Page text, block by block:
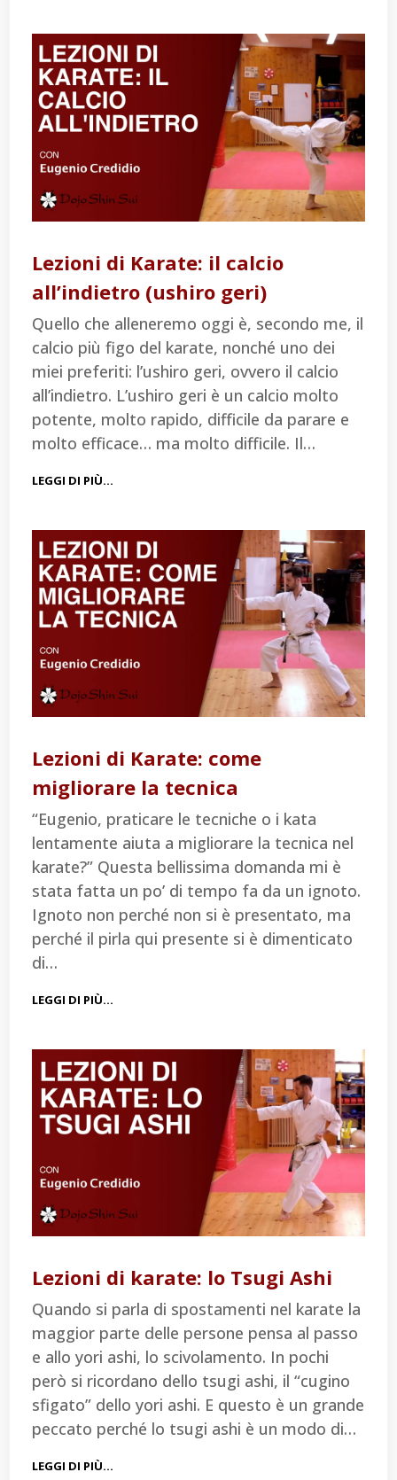
Lezioni di Karate: il calcio
all’indietro (ushiro geri)
Quello che alleneremo oggi è, secondo me, il
calcio più figo del karate, nonché uno dei
miei preferiti: l’ushiro geri, ovvero il calcio
all’indietro. L’ushiro geri è un calcio molto
potente, molto rapido, difficile da parare e
molto efficace… ma molto difficile. Il…
LEGGI DI PIÙ…
Lezioni di Karate: come
migliorare la tecnica
“Eugenio, praticare le tecniche o i kata
lentamente aiuta a migliorare la tecnica nel
karate?” Questa bellissima domanda mi è
stata fatta un po’ di tempo fa da un ignoto.
Ignoto non perché non si è presentato, ma
perché il pirla qui presente si è dimenticato
di…
LEGGI DI PIÙ…
Lezioni di karate: lo Tsugi Ashi
Quando si parla di spostamenti nel karate la
maggior parte delle persone pensa al passo
e allo yori ashi, lo scivolamento. In pochi
però si ricordano dello tsugi ashi, il “cugino
sfigato” dello yori ashi. E questo è un grande
peccato perché lo tsugi ashi è un modo di…
LEGGI DI PIÙ…